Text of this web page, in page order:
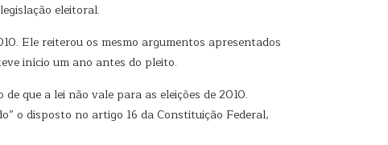
eleitoral.
Ele reiterou os mesmo argumentos apresentados
início um ano antes do pleito.
que a lei não vale para as eleições de 2010.
o disposto no artigo 16 da Constituição Federal,